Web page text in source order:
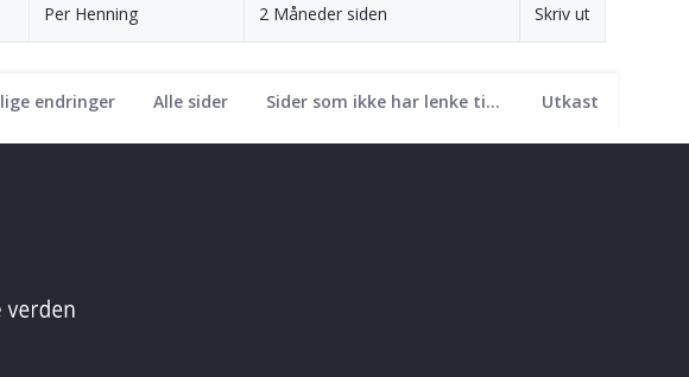
endringer Alle sider Sider som ikke har lenke til seg Utkast
Per Henning 2 Måneder siden Skriv ut